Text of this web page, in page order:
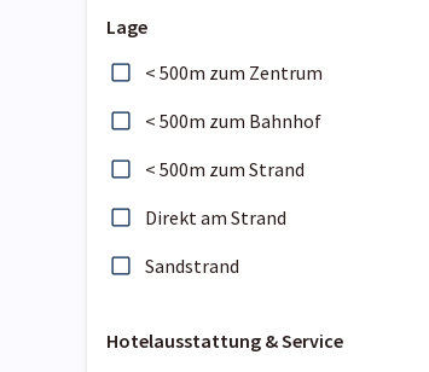
Lage
< 500m zum Zentrum
< 500m zum Bahnhof
< 500m zum Strand
Direkt am Strand
Sandstrand
Hotelausstattung & Service